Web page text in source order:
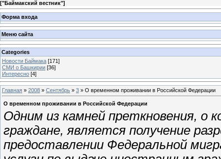
["Баймакский вестник"]
Форма входа
Меню сайта
Categories
Новости Баймака [171]
СМИ о Башкирии [36]
Интересно [4]
Главная » 2008 » Сентябрь » 3 » О временном проживании в Российской Федерации
О временном проживании в Российской Федерации
Одним из камней преткновения,
граждане, является получение
предоставлении Федеральной